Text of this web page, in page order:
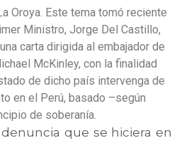
Oroya. Este tema tomó reciente
Ministro, Jorge Del Castillo,
carta dirigida al embajador de
McKinley, con la finalidad
de dicho país intervenga de
en el Perú, basado –según
de soberanía.
que se hiciera en